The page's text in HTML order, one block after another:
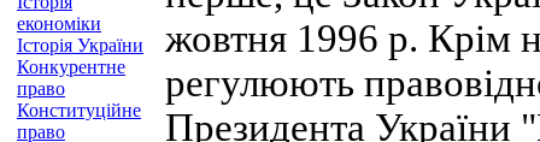
економіки
Історія України
Конкурентне
право
Конституційне
право
жовтня 1996 p. Крім
регулюють
Президента України